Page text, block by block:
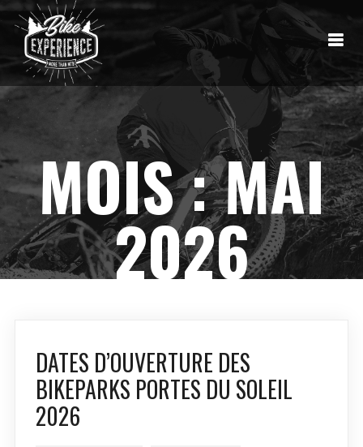
MOIS :MAI
2026
DATES D’OUVERTURE DES
BIKEPARKS PORTES DU SOLEIL
2026